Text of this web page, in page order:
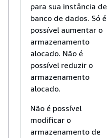
para sua instância de
banco de dados. Só é
possível aumentar o
armazenamento
alocado. Não é
possível reduzir o
armazenamento
alocado.
Não é possível
modificar o
armazenamento de